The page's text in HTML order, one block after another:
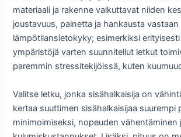
materiaali ja rakenne vaikuttavat niiden
joustavuus, painetta ja hankausta vastaan
lämpötilansietokyky; esimerkiksi erityisesti
ympäristöjä varten suunnitellut letkut
paremmin stressitekijöissä, kuten
Valitse letku, jonka sisähalkaisija on
kertaa suuttimen sisähalkaisijaa suurempi
minimoimiseksi, nopeuden vähentäminen